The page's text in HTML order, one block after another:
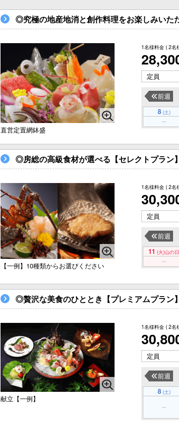
◎究極の地産地消と創作料理をお楽しみいた
直営定置網鉢盛
1名様料金 ( 2名
定員
前週
8 (土)
◎房総の高級食材が選べる【セレクトプラン】
【一例】10種類からお選びください
1名様料金 ( 2名
定員
前週
11 (火)山の日
◎贅沢な美食のひととき【プレミアムプラン】
献立【一例】
1名様料金 ( 2名
定員
前週
8 (土)